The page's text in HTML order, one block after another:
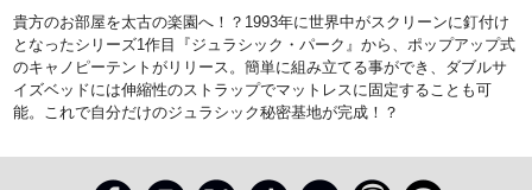
貴方のお部屋を太古の楽園へ！？1993年に世界中がスクリーンに釘付け
となったシリーズ1作目『ジュラシック・パーク』から、ポップアップ式
のキャノピーテントがリリース。簡単に組み立てる事ができ、ダブルサ
イズベッドには伸縮性のストラップでマットレスに固定することも可
能。これで自分だけのジュラシック秘密基地が完成！？